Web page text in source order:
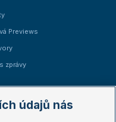
Previews
zprávy
údajů nás